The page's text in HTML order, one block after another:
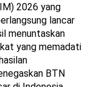
2026 yang
lancar
menuntaskan
yang memadati
BTN